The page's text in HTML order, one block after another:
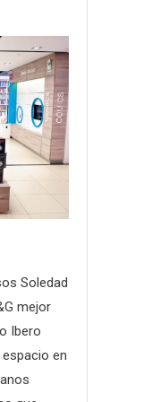
Soledad
mejor
Ibero
en